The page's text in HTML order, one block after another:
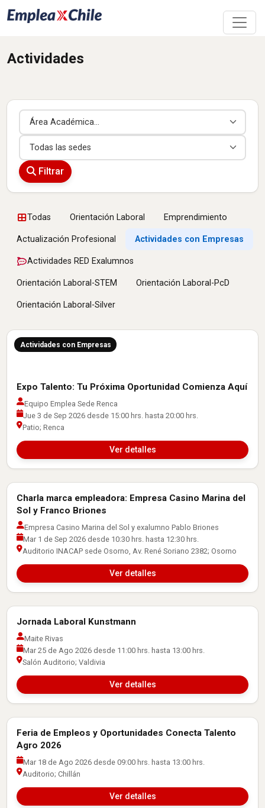
Actividades
Área Académica
Sede
Filtrar
Todas Orientación Laboral Emprendimiento
Actualización Profesional Actividades con Empresas
Actividades RED Exalumnos
Orientación Laboral-STEM Orientación Laboral-PcD
Orientación Laboral-Silver
Actividades con Empresas
Expo Talento: Tu Próxima Oportunidad Comienza Aquí
Equipo Emplea Sede Renca
Jue 3 de Sep 2026 desde 15:00 hrs. hasta 20:00 hrs.
Patio; Renca
Ver detalles
Actividades con Empresas
Charla marca empleadora: Empresa Casino Marina del
Sol y Franco Briones
Empresa Casino Marina del Sol y exalumno Pablo Briones
Mar 1 de Sep 2026 desde 10:30 hrs. hasta 12:30 hrs.
Auditorio INACAP sede Osorno, Av. René Soriano 2382; Osorno
Ver detalles
Actividades con Empresas
Jornada Laboral Kunstmann
Maite Rivas
Mar 25 de Ago 2026 desde 11:00 hrs. hasta 13:00 hrs.
Salón Auditorio; Valdivia
Ver detalles
Actividades con Empresas
Feria de Empleos y Oportunidades Conecta Talento
Agro 2026
Mar 18 de Ago 2026 desde 09:00 hrs. hasta 13:00 hrs.
Auditorio; Chillán
Ver detalles